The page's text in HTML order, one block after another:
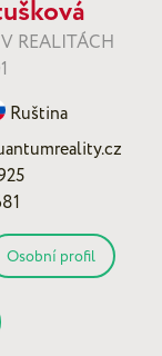
REALITÁCH
Ruština
Osobní profil